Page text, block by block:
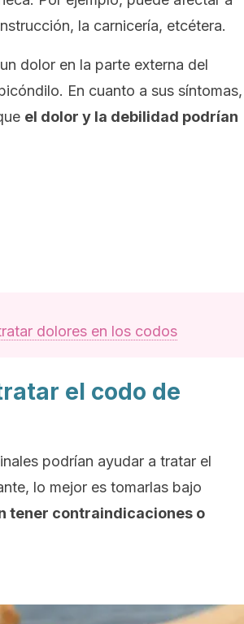
la carnicería, etcétera.
dolor en la parte externa del
En cuanto a sus síntomas,
el dolor y la debilidad podrían
dolores en los codos
el codo de
podrían ayudar a tratar el
lo mejor es tomarlas bajo
tener contraindicaciones o